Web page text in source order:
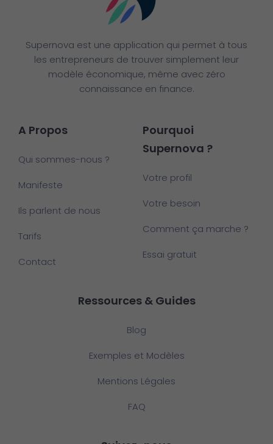
Supernova est une application qui permet à tous
les entrepreneurs de trouver simplement leur
modèle économique, même avec zéro
connaissance en finance.
A Propos
Qui sommes-nous ?
Manifeste
Ils parlent de nous
Tarifs
Contact
Pourquoi
Supernova ?
Votre profil
Votre besoin
Comment ça marche ?
Essai gratuit
Ressources & Guides
Blog
Exemples et Modèles
Mentions Légales
FAQ